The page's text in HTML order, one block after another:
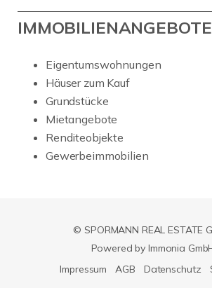
IMMOBILIENANGEBOTE
Eigentumswohnungen
Häuser zum Kauf
Grundstücke
Mietangebote
Renditeobjekte
Gewerbeimmobilien
© SPORMANN REAL ESTATE
Powered by Immonia
Impressum
AGB Datenschutz